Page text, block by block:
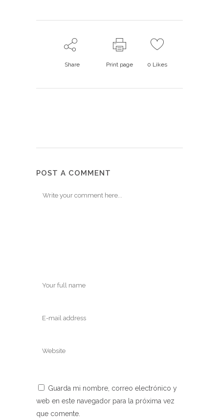
Share Print page 0 Likes
POST A COMMENT
Guarda mi nombre, correo electrónico y
web en este navegador para la próxima vez
que comente.